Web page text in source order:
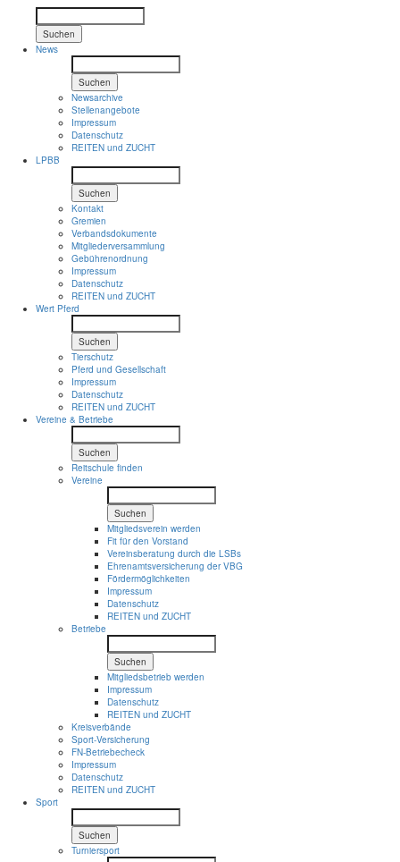
Suchen
News
Suchen
Newsarchive
Stellenangebote
Impressum
Datenschutz
REITEN und ZUCHT
LPBB
Suchen
Kontakt
Gremien
Verbandsdokumente
Mitgliederversammlung
Gebührenordnung
Impressum
Datenschutz
REITEN und ZUCHT
Wert Pferd
Suchen
Tierschutz
Pferd und Gesellschaft
Impressum
Datenschutz
REITEN und ZUCHT
Vereine & Betriebe
Suchen
Reitschule finden
Vereine
Suchen
Mitgliedsverein werden
Fit für den Vorstand
Vereinsberatung durch die LSBs
Ehrenamtsversicherung der VBG
Fördermöglichkeiten
Impressum
Datenschutz
REITEN und ZUCHT
Betriebe
Suchen
Mitgliedsbetrieb werden
Impressum
Datenschutz
REITEN und ZUCHT
Kreisverbände
Sport-Versicherung
FN-Betriebecheck
Impressum
Datenschutz
REITEN und ZUCHT
Sport
Suchen
Turniersport